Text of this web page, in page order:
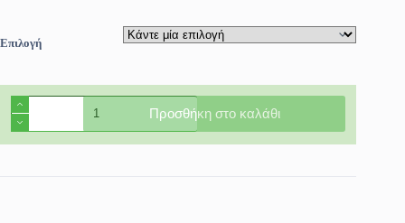
Επιλογή
Πίσω
αριστερό
τζάμι
ανοιγόμενο
Προσθήκη στο καλάθι